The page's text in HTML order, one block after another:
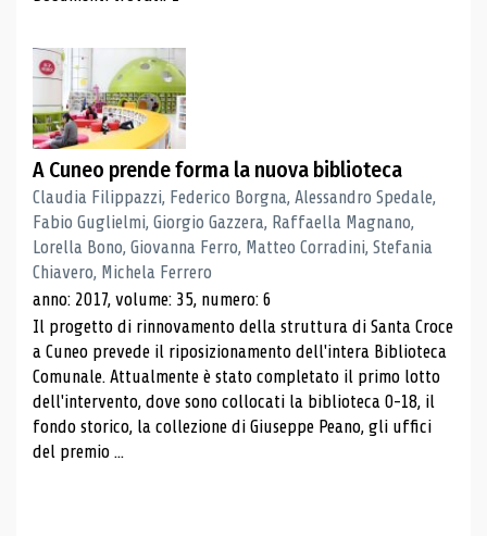
A Cuneo prende forma la nuova biblioteca
Claudia Filippazzi, Federico Borgna, Alessandro Spedale,
Fabio Guglielmi, Giorgio Gazzera, Raffaella Magnano,
Lorella Bono, Giovanna Ferro, Matteo Corradini, Stefania
Chiavero, Michela Ferrero
anno: 2017, volume: 35, numero: 6
Il progetto di rinnovamento della struttura di Santa Croce
a Cuneo prevede il riposizionamento dell'intera Biblioteca
Comunale. Attualmente è stato completato il primo lotto
dell'intervento, dove sono collocati la biblioteca 0-18, il
fondo storico, la collezione di Giuseppe Peano, gli uffici
del premio ...